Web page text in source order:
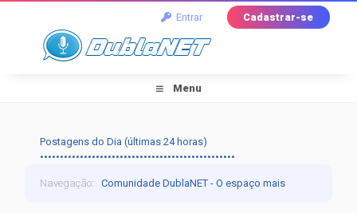
Entrar Cadastrar-se
Menu
Postagens do Dia (últimas 24 horas)
•••••••••••••••••••••••••••••••••••••••••••••••••
Navegação:Comunidade DublaNET - O espaço mais